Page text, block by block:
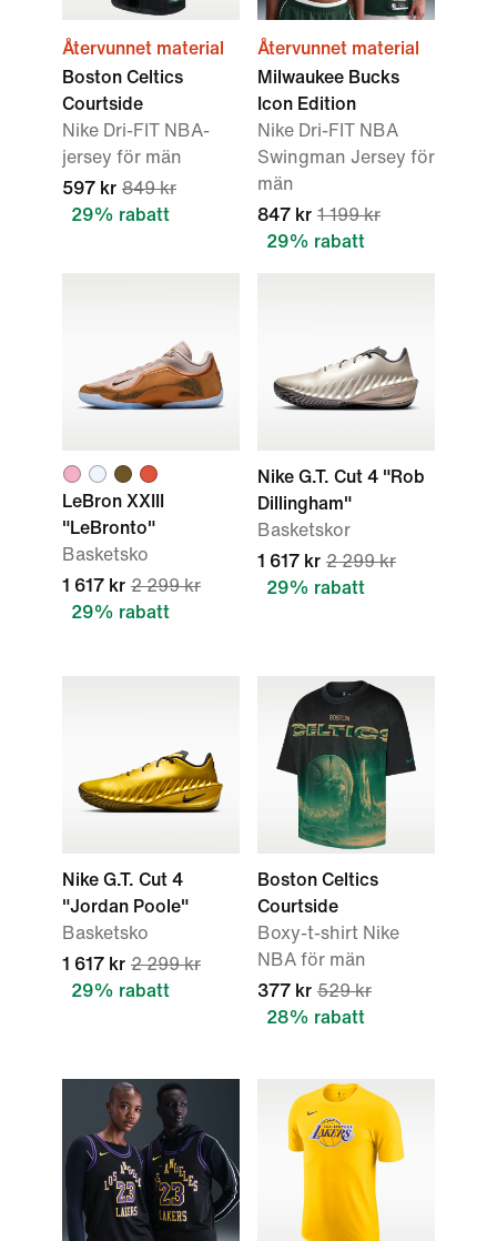
Återvunnet material
Boston Celtics
Courtside
Nike Dri-FIT NBA-
jersey för män
597 kr 849 kr
29% rabatt
Återvunnet material
Milwaukee Bucks
Icon Edition
Nike Dri-FIT NBA
Swingman Jersey för
män
847 kr 1 199 kr
29% rabatt
LeBron XXIII
"LeBronto"
Basketsko
1 617 kr 2 299 kr
29% rabatt
Nike G.T. Cut 4 "Rob
Dillingham"
Basketskor
1 617 kr 2 299 kr
29% rabatt
Nike G.T. Cut 4
"Jordan Poole"
Basketsko
1 617 kr 2 299 kr
29% rabatt
Boston Celtics
Courtside
Boxy-t-shirt Nike
NBA för män
377 kr 529 kr
28% rabatt